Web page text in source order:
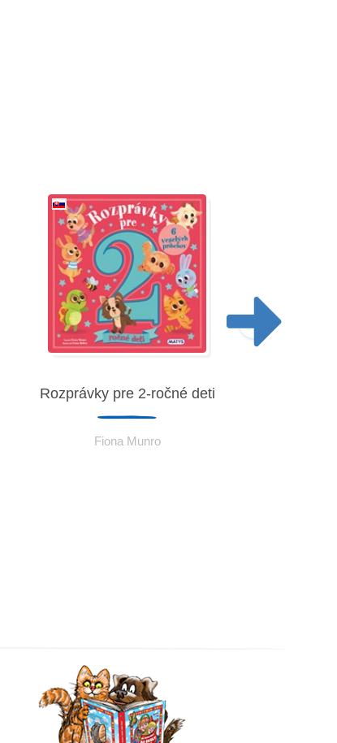
Rozprávky pre 2-ročné deti
Fiona Munro